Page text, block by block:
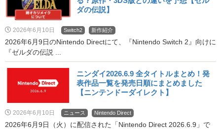
ダの伝説】
2026年6月10日 Switch2 新作紹介
2026年6月9日のNintendo Directにて、『Nintendo Switch 2』向けに
『ゼルダの伝説 ...
ニンダイ2026.6.9 全タイトルまとめ！発
表作品一覧を発売日順にまとめました
【ニンテンドーダイレクト】
2026年6月10日 ニュース Nintendo Direct
2026年6月9日（火）に配信された「Nintendo Direct 2026.6.9」で